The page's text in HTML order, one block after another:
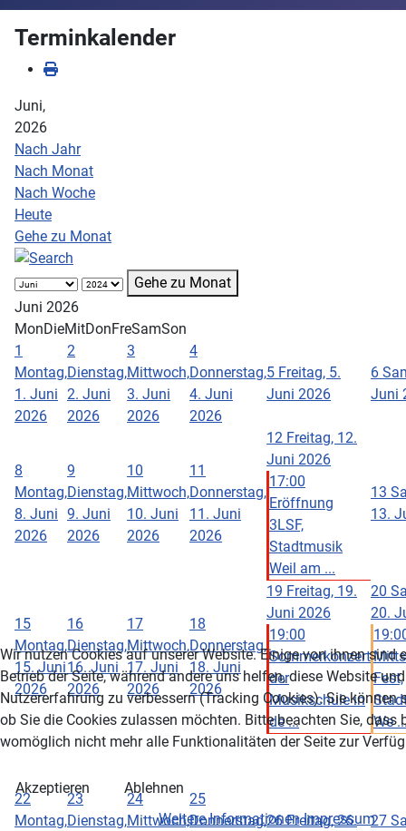
Terminkalender
Juni,
2026
Nach Jahr
Nach Monat
Nach Woche
Heute
Gehe zu Monat
Gehe zu Monat
Juni 2026
MonDieMitDonFreSamSon
1
Montag,
1. Juni
2026
2
Dienstag,
2. Juni
2026
3
Mittwoch,
3. Juni
2026
4
Donnerstag,
4. Juni
2026
5 Freitag, 5.
Juni 2026
6
Juni
8
Montag,
8. Juni
2026
9
Dienstag,
9. Juni
2026
10
Mittwoch,
10. Juni
2026
11
Donnerstag,
11. Juni
2026
12 Freitag, 12.
Juni 2026
17:00
Eröffnung
3LSF,
Stadtmusik
Weil am ...
13
13.
15
Montag,
15. Juni
2026
16
Dienstag,
16. Juni
2026
17
Mittwoch,
17. Juni
2026
18
Donnerstag,
18. Juni
2026
19 Freitag, 19.
Juni 2026
19:00
Sommerkonzert
der
Musikschule in
de ...
20
20.
Fest,
We
22
Montag,
23
Dienstag,
24
Mittwoch,
25
Donnerstag,26 Freitag, 26.
27
Wir nutzen Cookies auf unserer Website. Einige von ihnen sind
Betrieb der Seite, während andere uns helfen, diese Website
Nutzererfahrung zu verbessern (Tracking Cookies). Sie können
ob Sie die Cookies zulassen möchten. Bitte beachten Sie, dass
womöglich nicht mehr alle Funktionalitäten der Seite zur
Akzeptieren
Ablehnen
Weitere Informationen Impressum